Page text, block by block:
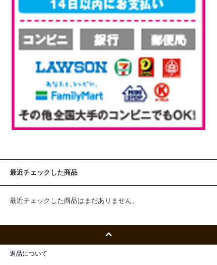
最近チェックした商品
最近チェックした商品はまだありません。
返品について